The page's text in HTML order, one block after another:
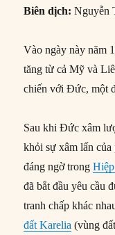
Biên dịch: Nguyễn
Vào ngày này năm
tăng từ cả Mỹ và
chiến với Đức, một
Sau khi Đức xâm
khỏi sự xâm lấn
đáng ngờ trong
đã bắt đầu yêu cầu
tranh chấp khác
đất Karelia (vùng